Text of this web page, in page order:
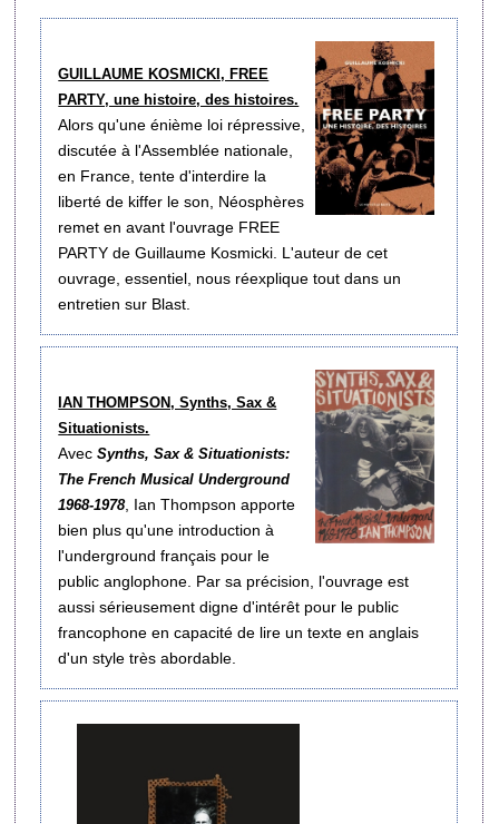
GUILLAUME KOSMICKI, FREE
PARTY, une histoire, des histoires.
Alors qu'une énième loi répressive,
discutée à l'Assemblée nationale,
en France, tente d'interdire la
liberté de kiffer le son, Néosphères
remet en avant l'ouvrage FREE
PARTY de Guillaume Kosmicki. L'auteur de cet
ouvrage, essentiel, nous réexplique tout dans un
entretien sur Blast.
IAN THOMPSON, Synths, Sax &
Situationists.
AvecSynths, Sax & Situationists:
The French Musical Underground
1968-1978, Ian Thompson apporte
bien plus qu'une introduction à
l'underground français pour le
public anglophone. Par sa précision, l'ouvrage est
aussi sérieusement digne d'intérêt pour le public
francophone en capacité de lire un texte en anglais
d'un style très abordable.